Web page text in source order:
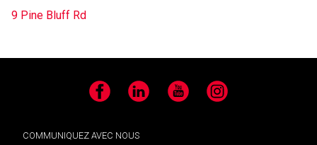
9 Pine Bluff Rd
Facebook LinkedIn YouTube Instagram
COMMUNIQUEZ AVEC NOUS